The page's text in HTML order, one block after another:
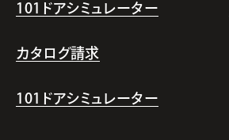
101ドアシミュレーター
カタログ請求
101ドアシミュレーター